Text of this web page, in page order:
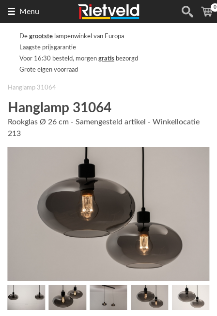
Menu
de
(
0
De grootste lampenwinkel van Europa
Laagste prijsgarantie
Voor 16:30 besteld, morgen gratis bezorgd
Grote eigen voorraad
Hanglamp 31064
Hanglamp 31064
Rookglas Ø 26 cm - Samengesteld artikel - Winkellocatie
213